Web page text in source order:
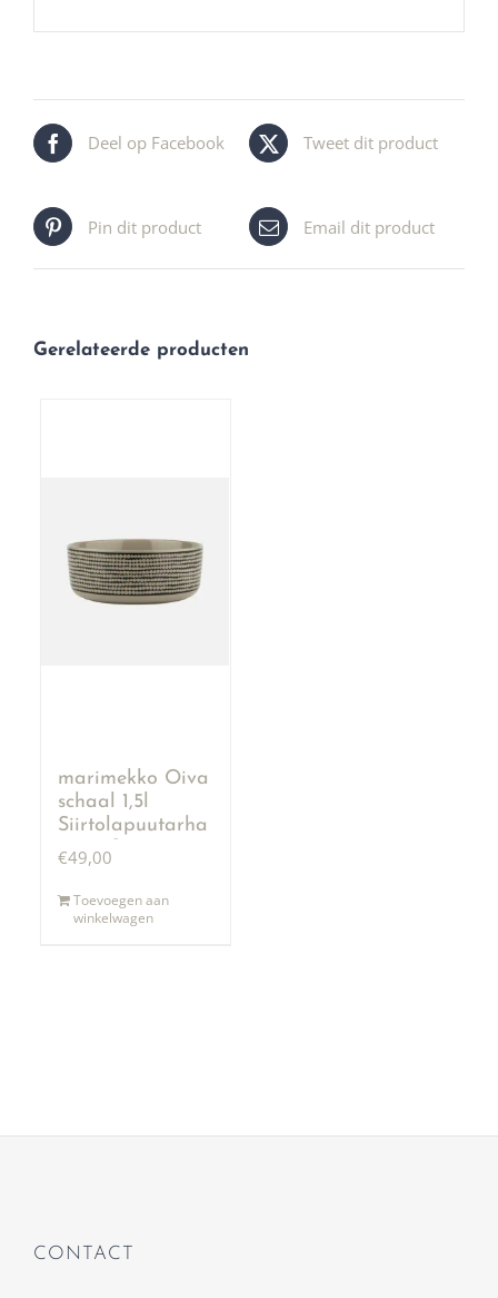
Deel op Facebook Tweet dit product
Pin dit product Email dit product
Gerelateerde producten
marimekko Oiva
schaal 1,5l
Siirtolapuutarha
terra & zwart
€49,00
Toevoegen aan
winkelwagen
CONTACT